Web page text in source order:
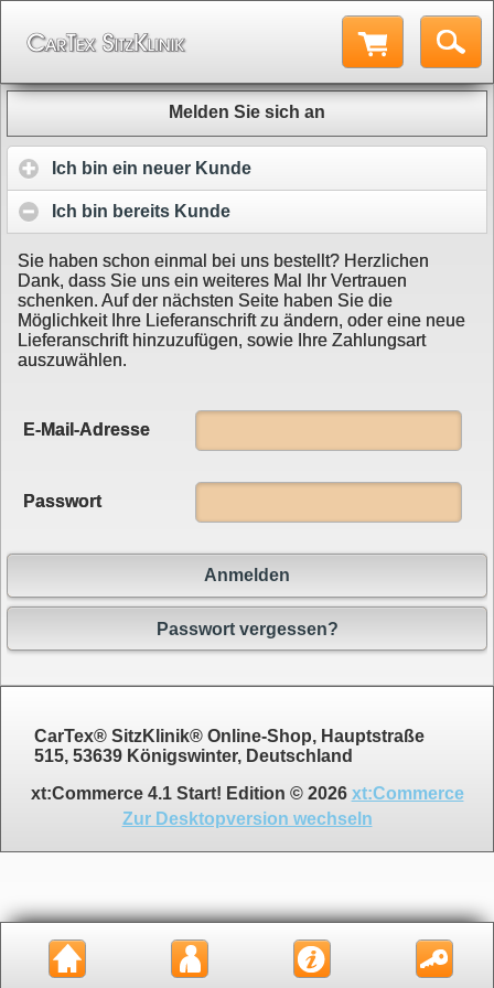
Melden Sie sich an
Ich bin ein neuer Kunde
Ich bin bereits Kunde
Sie haben schon einmal bei uns bestellt? Herzlichen
Dank, dass Sie uns ein weiteres Mal Ihr Vertrauen
schenken. Auf der nächsten Seite haben Sie die
Möglichkeit Ihre Lieferanschrift zu ändern, oder eine neue
Lieferanschrift hinzuzufügen, sowie Ihre Zahlungsart
auszuwählen.
E-Mail-Adresse
Passwort
Anmelden
Passwort vergessen?
CarTex® SitzKlinik® Online-Shop, Hauptstraße
515, 53639 Königswinter, Deutschland
xt:Commerce 4.1 Start! Edition © 2026 xt:Commerce
Zur Desktopversion wechseln